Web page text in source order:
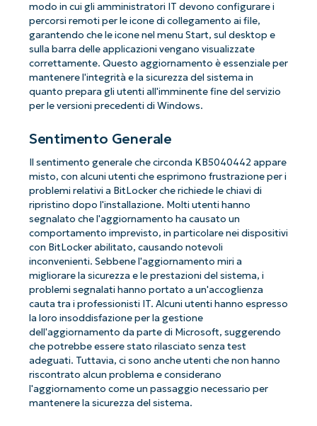
modo in cui gli amministratori IT devono configurare i
percorsi remoti per le icone di collegamento ai file,
garantendo che le icone nel menu Start, sul desktop e
sulla barra delle applicazioni vengano visualizzate
correttamente. Questo aggiornamento è essenziale per
mantenere l'integrità e la sicurezza del sistema in
quanto prepara gli utenti all'imminente fine del servizio
per le versioni precedenti di Windows.
Sentimento Generale
Il sentimento generale che circonda KB5040442 appare
misto, con alcuni utenti che esprimono frustrazione per i
problemi relativi a BitLocker che richiede le chiavi di
ripristino dopo l'installazione. Molti utenti hanno
segnalato che l'aggiornamento ha causato un
comportamento imprevisto, in particolare nei dispositivi
con BitLocker abilitato, causando notevoli
inconvenienti. Sebbene l'aggiornamento miri a
migliorare la sicurezza e le prestazioni del sistema, i
problemi segnalati hanno portato a un'accoglienza
cauta tra i professionisti IT. Alcuni utenti hanno espresso
la loro insoddisfazione per la gestione
dell'aggiornamento da parte di Microsoft, suggerendo
che potrebbe essere stato rilasciato senza test
adeguati. Tuttavia, ci sono anche utenti che non hanno
riscontrato alcun problema e considerano
l'aggiornamento come un passaggio necessario per
mantenere la sicurezza del sistema.